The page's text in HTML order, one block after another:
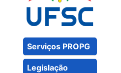
Serviços PROPG
Legislação